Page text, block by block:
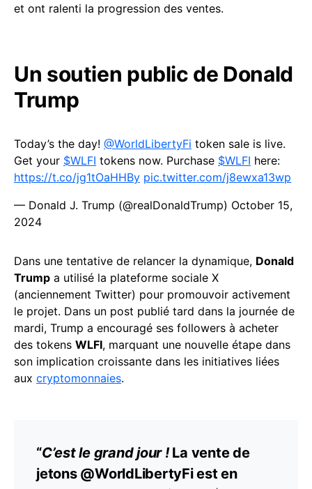
et ont ralenti la progression des ventes.
Un soutien public de Donald
Trump
Today’s the day! @WorldLibertyFi token sale is live.
Get your $WLFI tokens now. Purchase $WLFI here:
https://t.co/jg1tOaHHBy pic.twitter.com/j8ewxa13wp
— Donald J. Trump (@realDonaldTrump) October 15,
2024
Dans une tentative de relancer la dynamique, Donald
Trump a utilisé la plateforme sociale X
(anciennement Twitter) pour promouvoir activement
le projet. Dans un post publié tard dans la journée de
mardi, Trump a encouragé ses followers à acheter
des tokens WLFI, marquant une nouvelle étape dans
son implication croissante dans les initiatives liées
aux cryptomonnaies.
“C’est le grand jour !La vente de
jetons @WorldLibertyFi est en